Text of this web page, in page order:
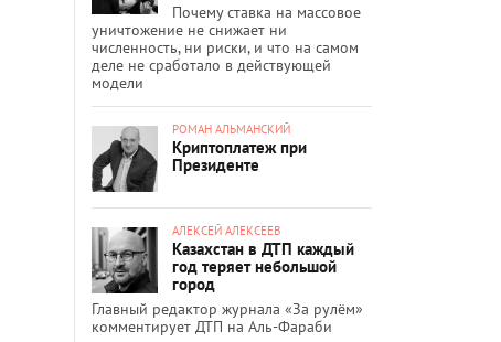
Почему ставка на массовое
уничтожение не снижает ни
численность, ни риски, и что на самом
деле не сработало в действующей
модели
РОМАН АЛЬМАНСКИЙ
Криптоплатеж при
Президенте
АЛЕКСЕЙ АЛЕКСЕЕВ
Казахстан в ДТП каждый
год теряет небольшой
город
Главный редактор журнала «За рулём»
комментирует ДТП на Аль-Фараби